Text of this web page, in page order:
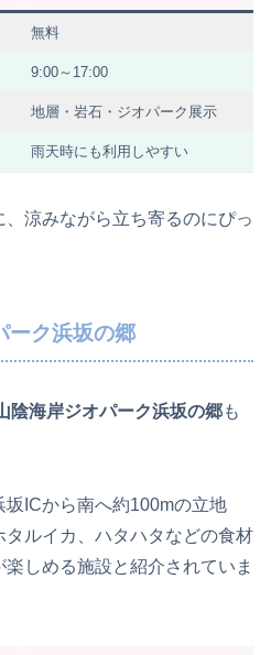
無料
9:00～17:00
地層・岩石・ジオパーク展示
雨天時にも利用しやすい
涼みながら立ち寄るのにぴっ
ーク浜坂の郷
陰海岸ジオパーク浜坂の郷も
ICから南へ約100mの立地
ルイカ、ハタハタなどの食材
しめる施設と紹介されていま